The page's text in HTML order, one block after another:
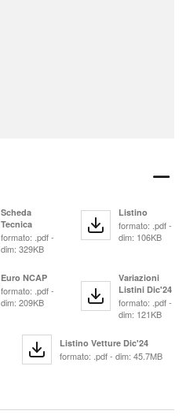
Scheda
Tecnica
formato: .pdf -
dim: 329KB
Listino
formato: .pdf -
dim: 106KB
Euro NCAP
formato: .pdf -
dim: 209KB
Variazioni
Listini Dic'24
formato: .pdf -
dim: 121KB
Listino Vetture Dic'24
formato: .pdf - dim: 45.7MB